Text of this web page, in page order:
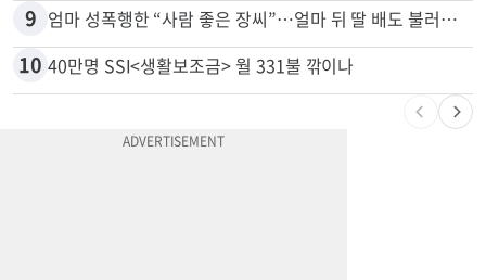
9 엄마 성폭행한 “사람 좋은 장씨”…얼마 뒤 딸 배도 불러왔다
10 40만명 SSI<생활보조금> 월 331불 깎이나